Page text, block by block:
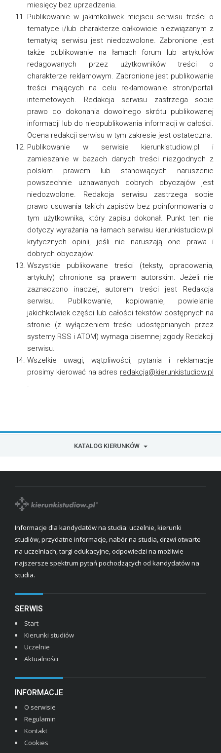
miesięcy bez uprzedzenia.
Publikowanie w jakimkoliwek miejscu serwisu treści o
tematyce i/lub charakterze całkowicie niezwiązanym z
tematyką serwisu jest niedozwolone. Zabronione jest
także publikowanie na łamach forum lub artykułów
redagowanych przez użytkowników treści o
charakterze reklamowym. Zabronione jest publikowanie
treści mających na celu reklamowanie stron/portali
internetowych. Redakcja serwisu zastrzega sobie
prawo do dokonania dowolnego skrótu publikowanej
informacji lub do nieopublikowania informacji w całości.
Ocena redakcji serwisu w tym zakresie jest ostateczna.
Publikowanie w serwisie kierunkistudiow.pl i
zamieszanie w bazach danych treści niezgodnych z
polskim prawem lub stanowiących naruszenie
powszechnie uznawanych dobrych obyczajów jest
niedozwolone. Redakcja serwisu zastrzega sobie
prawo usuwania takich zapisów bez poinformowania o
tym użytkownika, który zapisu dokonał. Punkt ten nie
dotyczy wyrażania na łamach serwisu kierunkistudiow.pl
krytycznych opinii, jeśli nie naruszają one prawa i
dobrych obyczajów.
Wszystkie publikowane treści (teksty, opracowania,
artykuły) chronione są prawem autorskim. Jeżeli nie
zaznaczono inaczej, autorem treści jest Redakcja
serwisu. Publikowanie, kopiowanie, powielanie
jakichkolwiek części lub całości tekstów dostępnych na
stronie (z wyłączeniem treści udostępnianych przez
systemy RSS i ATOM) wymaga pisemnej zgody Redakcji
serwisu.
Wszelkie uwagi, wątpliwości, pytania i reklamacje
prosimy kierować na adres redakcja@kierunkistudiow.pl
.
KATALOG KIERUNKÓW
Informacje dla kandydatów na studia: uczelnie, kierunki
studiów, przydatne informacje, nabór na studia, drzwi otwarte
na uczelniach, targi edukacyjne, odpowiedzi na możliwie
najszersze spektrum pytań pochodzących od kandydatów na
studia.
SERWIS
Start
Kierunki studiów
Uczelnie
Aktualności
INFORMACJE
O serwisie
Regulamin
Kontakt
Cookies